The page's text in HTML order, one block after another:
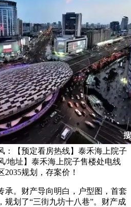
：【预定看房热线】泰禾海上院子
/地址】泰禾海上院子售楼处电线
2035规划，存案价！
。财产导向明白，户型图，首套
规划了“三街九坊十八巷”。财产成